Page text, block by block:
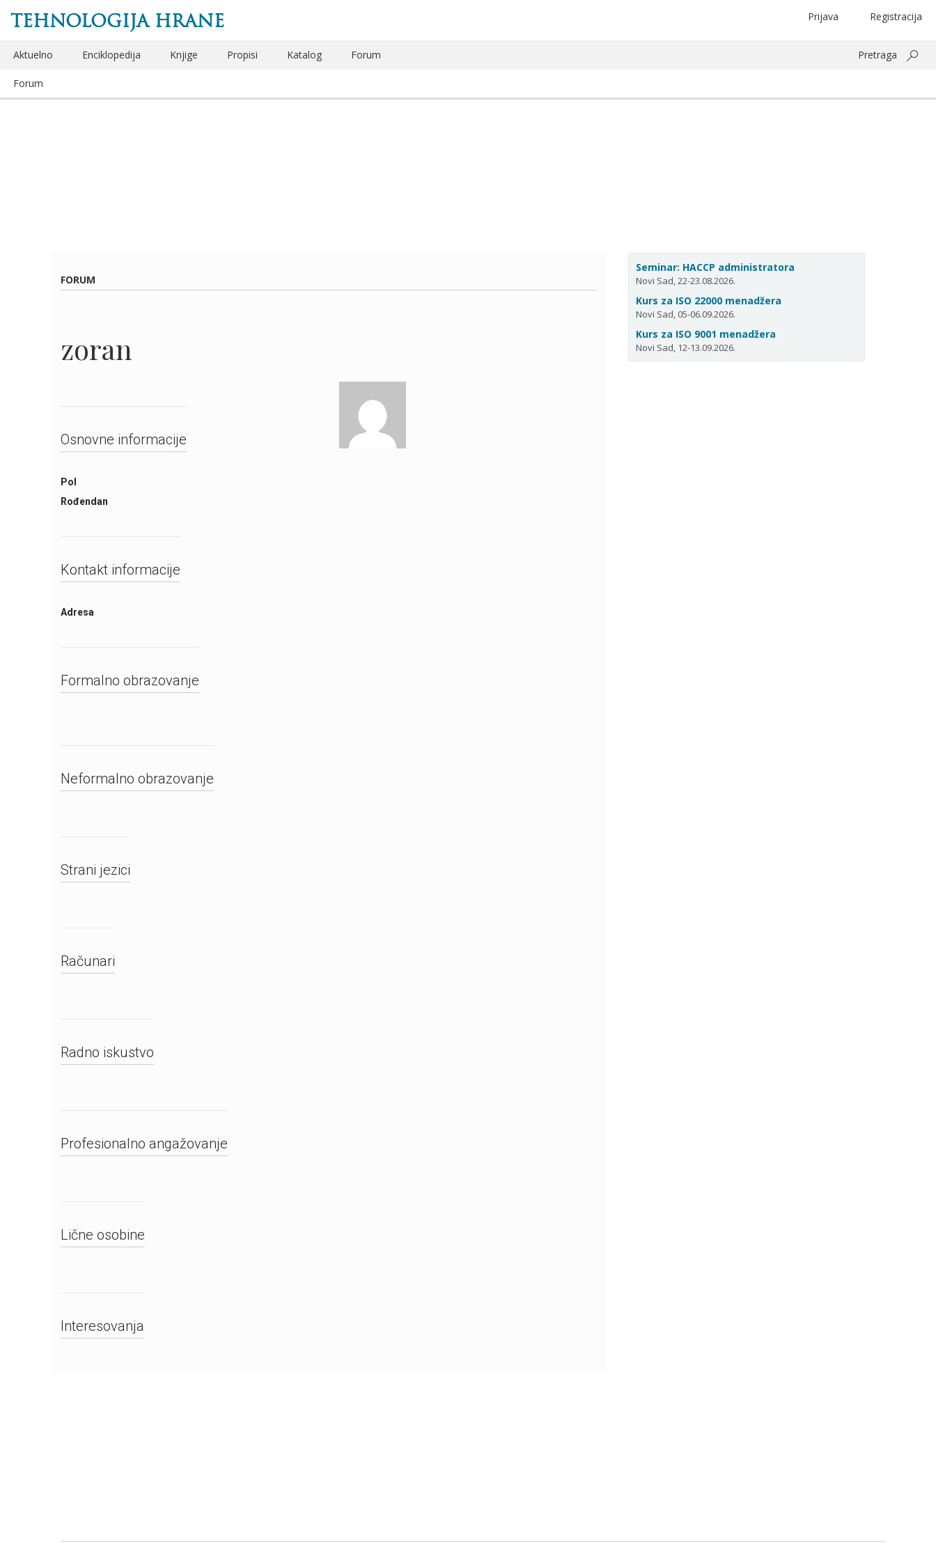
TEHNOLOGIJA HRANE Registracija
Prijava
Aktuelno Enciklopedija Knjige Propisi Katalog Forum Pretraga
Forum
FORUM
zoran
Osnovne informacije
Pol
Rođendan
Kontakt informacije
Adresa
Formalno obrazovanje
Neformalno obrazovanje
Strani jezici
Računari
Radno iskustvo
Profesionalno angažovanje
Lične osobine
Interesovanja
Seminar: HACCP administratora
Novi Sad, 22-23.08.2026.
Kurs za ISO 22000 menadžera
Novi Sad, 05-06.09.2026.
Kurs za ISO 9001 menadžera
Novi Sad, 12-13.09.2026.